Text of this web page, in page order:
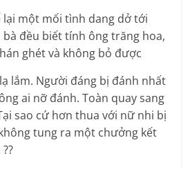
lại một mối tình dang dở tới
bà đều biết tính ông trăng hoa,
ghét và không bỏ được
lắm. Người đáng bị đánh nhất
ai nỡ đánh. Toàn quay sang
sao cứ hơn thua với nữ nhi bị
tung ra một chưởng kết